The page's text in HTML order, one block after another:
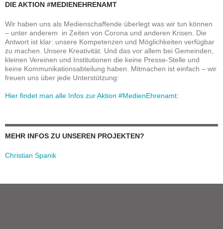
DIE AKTION #MEDIENEHRENAMT
Wir haben uns als Medienschaffende überlegt was wir tun können
– unter anderem in Zeiten von Corona und anderen Krisen. Die
Antwort ist klar: unsere Kompetenzen und Möglichkeiten verfügbar
zu machen. Unsere Kreativität. Und das vor allem bei Gemeinden,
kleinen Vereinen und Institutionen die keine Presse-Stelle und
keine Kommunikationsabteilung haben. Mitmachen ist einfach – wir
freuen uns über jede Unterstützung:
Hier findet man alle Infos zur Aktion #MedienEhrenamt:
MEHR INFOS ZU UNSEREN PROJEKTEN?
Christian Spanik